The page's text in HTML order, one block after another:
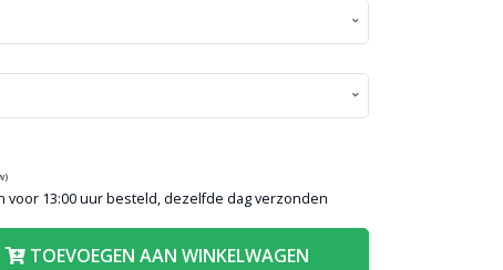
voor 13:00 uur besteld, dezelfde dag verzonden
TOEVOEGEN AAN WINKELWAGEN